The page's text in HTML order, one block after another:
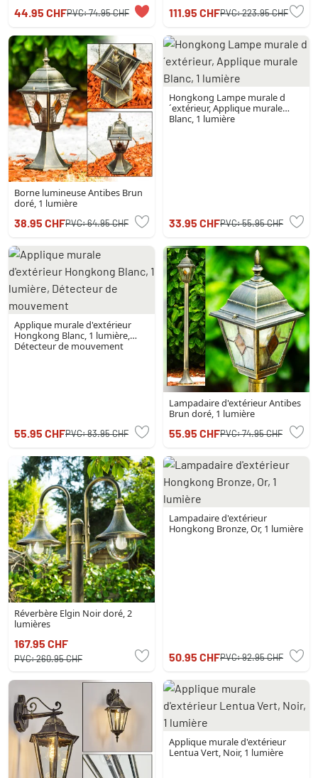
44.95 CHFPVC:74.95 CHF 111.95 CHFPVC:223.95 CHF
Borne lumineuse Antibes Brun
doré, 1 lumière
38.95 CHFPVC:64.95 CHF
Hongkong Lampe murale d
´extérieur, Applique murale
Blanc, 1 lumière
33.95 CHFPVC:55.95 CHF
Applique murale d'extérieur
Hongkong Blanc, 1 lumière,
Détecteur de mouvement
55.95 CHFPVC:83.95 CHF
Lampadaire d'extérieur Antibes
Brun doré, 1 lumière
55.95 CHFPVC:74.95 CHF
Réverbère Elgin Noir doré, 2
lumières
167.95 CHF
PVC:260.95 CHF
Lampadaire d'extérieur
Hongkong Bronze, Or, 1 lumière
50.95 CHFPVC:92.95 CHF
Applique murale d'extérieur
Lentua Vert, Noir, 1 lumière